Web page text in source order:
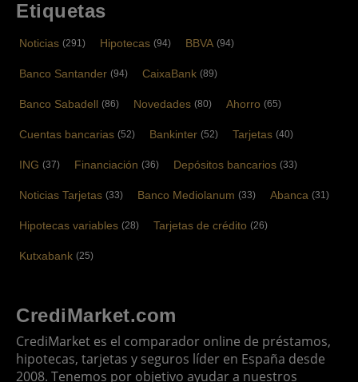
Etiquetas
Noticias (291) Hipotecas (94) BBVA (94)
Banco Santander (94) CaixaBank (89)
Banco Sabadell (86) Novedades (80) Ahorro (65)
Cuentas bancarias (52) Bankinter (52) Tarjetas (40)
ING (37) Financiación (36) Depósitos bancarios (33)
Noticias Tarjetas (33) Banco Mediolanum (33) Abanca (31)
Hipotecas variables (28) Tarjetas de crédito (26)
Kutxabank (25)
CrediMarket.com
CrediMarket es el comparador online de préstamos,
hipotecas, tarjetas y seguros líder en España desde
2008. Tenemos por objetivo ayudar a nuestros